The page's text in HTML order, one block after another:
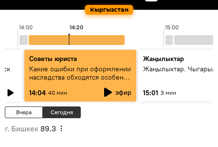
Кыргызстан
14:00 15:00
14:20
Советы юриста
Какие ошибки при оформлении
наследства обходятся особенно
дорого - советы юриста
14:04 40 мин эфир
Жаңылыктар
Жаңылыктар.
15:01 3 мин
Вчера Сегодня
г. Бишкек 89.3